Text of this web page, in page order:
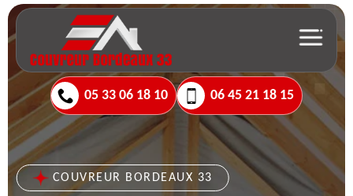
05 33 06 18 10 06 45 21 18 15
COUVREUR BORDEAUX 33